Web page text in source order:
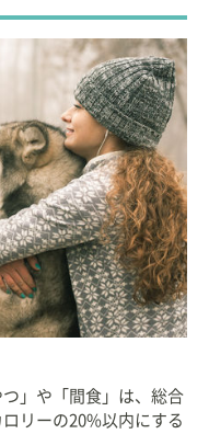
」や「間食」は、総合
リーの20%以内にする